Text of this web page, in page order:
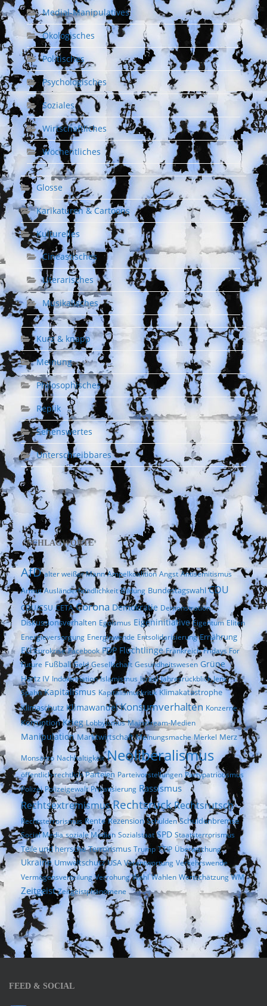
Medial-Manipulatives
Ökologisches
Politisches
Psychologisches
Soziales
Wirtschaftliches
Wöchentliches
Glosse
Karikaturen & Cartoons
Kulturelles
Cineastisches
Literarisches
Musikalisches
Kurz & knapp
Meinung
Philosophisches
Replik
Sehenswertes
Unterschreibbares
SCHLAGWORTE
AfD alter weißer Mann Ampelkoalition Angst Antisemitismus
Armut Ausländerfeindlichkeit Bildung Bundestagswahl CDU
CDU/CSU CETA Corona Demokratie Demonstration
Diskussionsverhalten Egoismus Eigeninitiative Eigentum Eliten
Energieversorgung Energiewende Entsolidarisierung Ernährung
EU Eurokrise Facebook FDP Flüchtlinge Frankreich Fridays For
Future Fußball Geld Gesellschaft Gesundheitswesen Grüne
Hartz IV Indoktrination Islamismus Israel Jahresrückblick Jens
Spahn Kapitalismus Kapitalismuskritik Klimakatastrophe
Klimaschutz Klimawandel Konsumverhalten Konzerne
Korruption Krieg Lobbyismus Mainstream-Medien
Manipulation Marktwirtschaft Meinungsmache Merkel Merz
Monsanto Nachhaltigkeit Neoliberalismus
öffentlich-rechtlich Parteien Parteivorstellungen Partypatriotismus
Polizei Polizeigewalt Privatisierung Rassismus
RechtsextremismusRechtsruckRechtsrutsch
Rechtsterrorismus Rente Rezension Schulden Schuldenbremse
Social Media soziale Medien Sozialstaat SPD Staatsterrorismus
Teile und herrsche Terrorismus Trump TTIP Überwachung
Ukraine Umweltschutz USA Verantwortung Verkehrswende
Vermögensverteilung Verrohung Wahl Wahlen Wertschätzung WM
Zeitgeist Zeitgeistphänomene
FEED & SOCIAL